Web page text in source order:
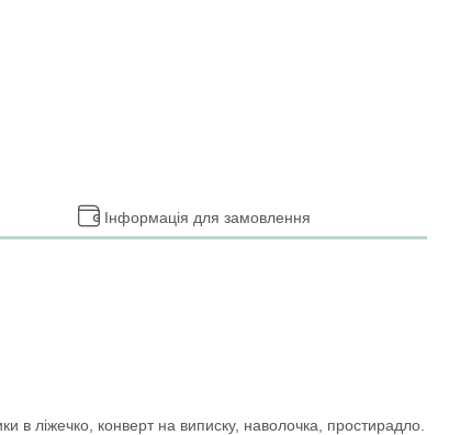
Інформація для замовлення
в ліжечко, конверт на виписку, наволочка, простирадло.